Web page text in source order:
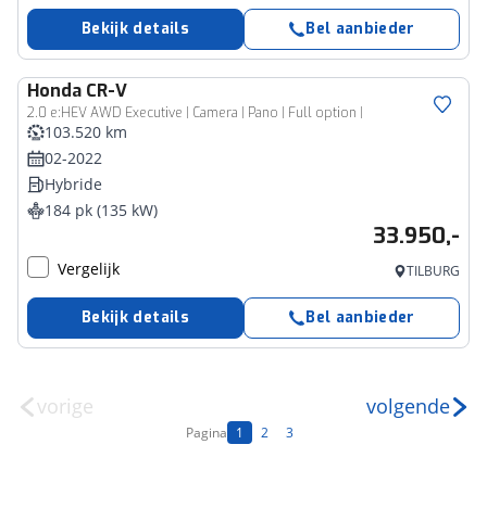
Bekijk details Bel aanbieder
Honda CR-V
2.0 e:HEV AWD Executive | Camera | Pano | Full option |
103.520 km
02-2022
Hybride
184 pk (135 kW)
33.950,-
Vergelijk TILBURG
Bekijk details Bel aanbieder
vorige
Pagina 1 2 3
volgende